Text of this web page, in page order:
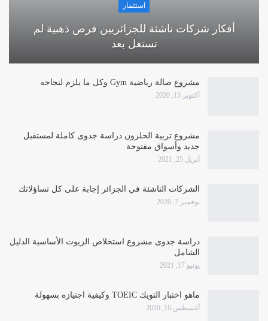
استثمار
أفكار شركات ناشئة للجزائريين فرص ذهبية لم
تستغل بعد
مشروع صالة رياضية Gym وكل ما يلزم لنجاحه
أكتوبر 13, 2020
مشروع تربية الحلزون دراسة جدوى كاملة لمستقبل
جديد وأسواق مفتوحة
أبريل 25, 2021
الشركات الناشئة في الجزائر إجابة على كل تساؤلاتك
نوفمبر 7, 2020
دراسة جدوى مشروع استخلاص الزيوت الأساسية الدليل
الشامل
يونيو 17, 2021
ماهو اختبار التويك TOEIC وكيفية اجتيازه بسهولة
أغسطس 16, 2020